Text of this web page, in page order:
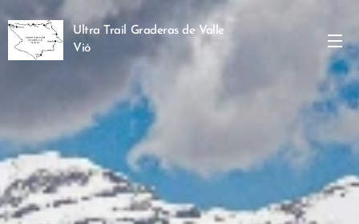
Ultra Trail Graderas de Valle
Vió